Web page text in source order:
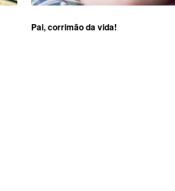
Pai, corrimão da vida!